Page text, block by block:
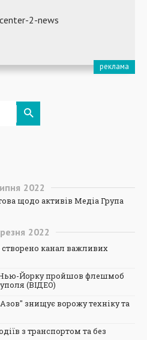
2022
щодо активів Медіа Група
2022
канал важливих
Нью-Йорку пройшов флешмоб
(ВІДЕО)
знищує ворожу техніку та
з транспортом та без